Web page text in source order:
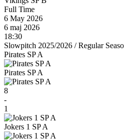
Full Time
6 May 2026
6 maj 2026
18:30
Slowpitch 2025/2026 /Regular
Pirates SP A
Pirates SP A
8
-
1
Jokers 1 SP A